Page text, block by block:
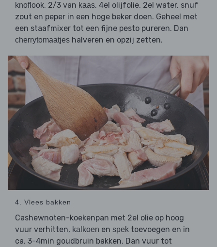
knoflook, 2/3 van kaas, 4el olijfolie, 2el water, snuf
zout en peper in een hoge beker doen. Geheel met
een staafmixer tot een fijne pesto pureren. Dan
cherrytomaatjes halveren en opzij zetten.
4. Vlees bakken
Cashewnoten-koekenpan met 2el olie op hoog
vuur verhitten, kalkoen en spek toevoegen en in
ca. 3-4min goudbruin bakken. Dan vuur tot